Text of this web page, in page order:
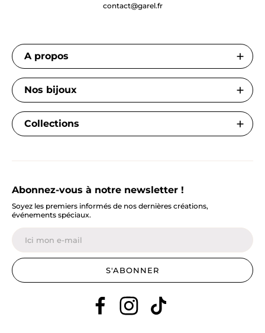
contact@garel.fr
A propos
Nos bijoux
Collections
Abonnez-vous à notre newsletter !
Soyez les premiers informés de nos dernières créations,
événements spéciaux.